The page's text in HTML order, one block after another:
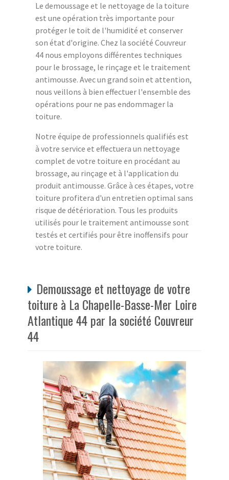
Le demoussage et le nettoyage de la toiture
est une opération très importante pour
protéger le toit de l'humidité et conserver
son état d'origine. Chez la société Couvreur
44 nous employons différentes techniques
pour le brossage, le rinçage et le traitement
antimousse. Avec un grand soin et attention,
nous veillons à bien effectuer l'ensemble des
opérations pour ne pas endommager la
toiture.
Notre équipe de professionnels qualifiés est
à votre service et effectuera un nettoyage
complet de votre toiture en procédant au
brossage, au rinçage et à l'application du
produit antimousse. Grâce à ces étapes, votre
toiture profitera d'un entretien optimal sans
risque de détérioration. Tous les produits
utilisés pour le traitement antimousse sont
testés et certifiés pour être inoffensifs pour
votre toiture.
Demoussage et nettoyage de votre
toiture à La Chapelle-Basse-Mer Loire
Atlantique 44 par la société Couvreur
44